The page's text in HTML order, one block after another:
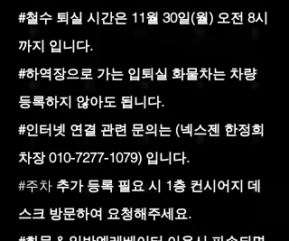
​#철수 퇴실 시간은 11월 30일(월) 오전 8시
까지 입니다.
#하역장으로 가는 입퇴실 화물차는 차량
등록하지 않아도 됩니다.
#인터넷 연결 관련 문의는 (넥스젠 한정희
차장 010-7277-1079) 입니다.
#주차 추가 등록 필요 시 1층 컨시어지 데
스크 방문하여 요청해주세요.